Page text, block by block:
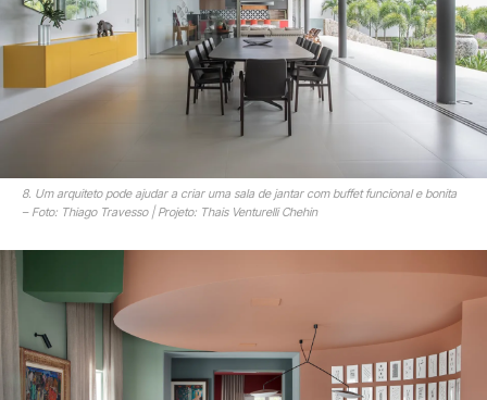
8. Um arquiteto pode ajudar a criar uma sala de jantar com buffet funcional e bonita
– Foto: Thiago Travesso | Projeto: Thais Venturelli Chehin